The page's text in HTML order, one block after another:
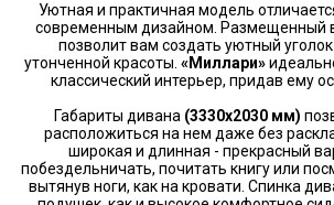
Уютная и практичная модель
современным дизайном. Размещенный
позволит вам создать уютный
утонченной красоты. «Миллари»
классический интерьер, придав ему
Габариты дивана (3330х2030 мм)
расположиться на нем даже без
широкая и длинная - прекрасный
побездельничать, почитать книгу или
вытянув ноги, как на кровати. Спинка